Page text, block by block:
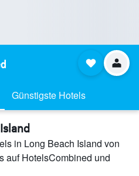
Günstigste Hotels
in Long Beach Island von
auf HotelsCombined und